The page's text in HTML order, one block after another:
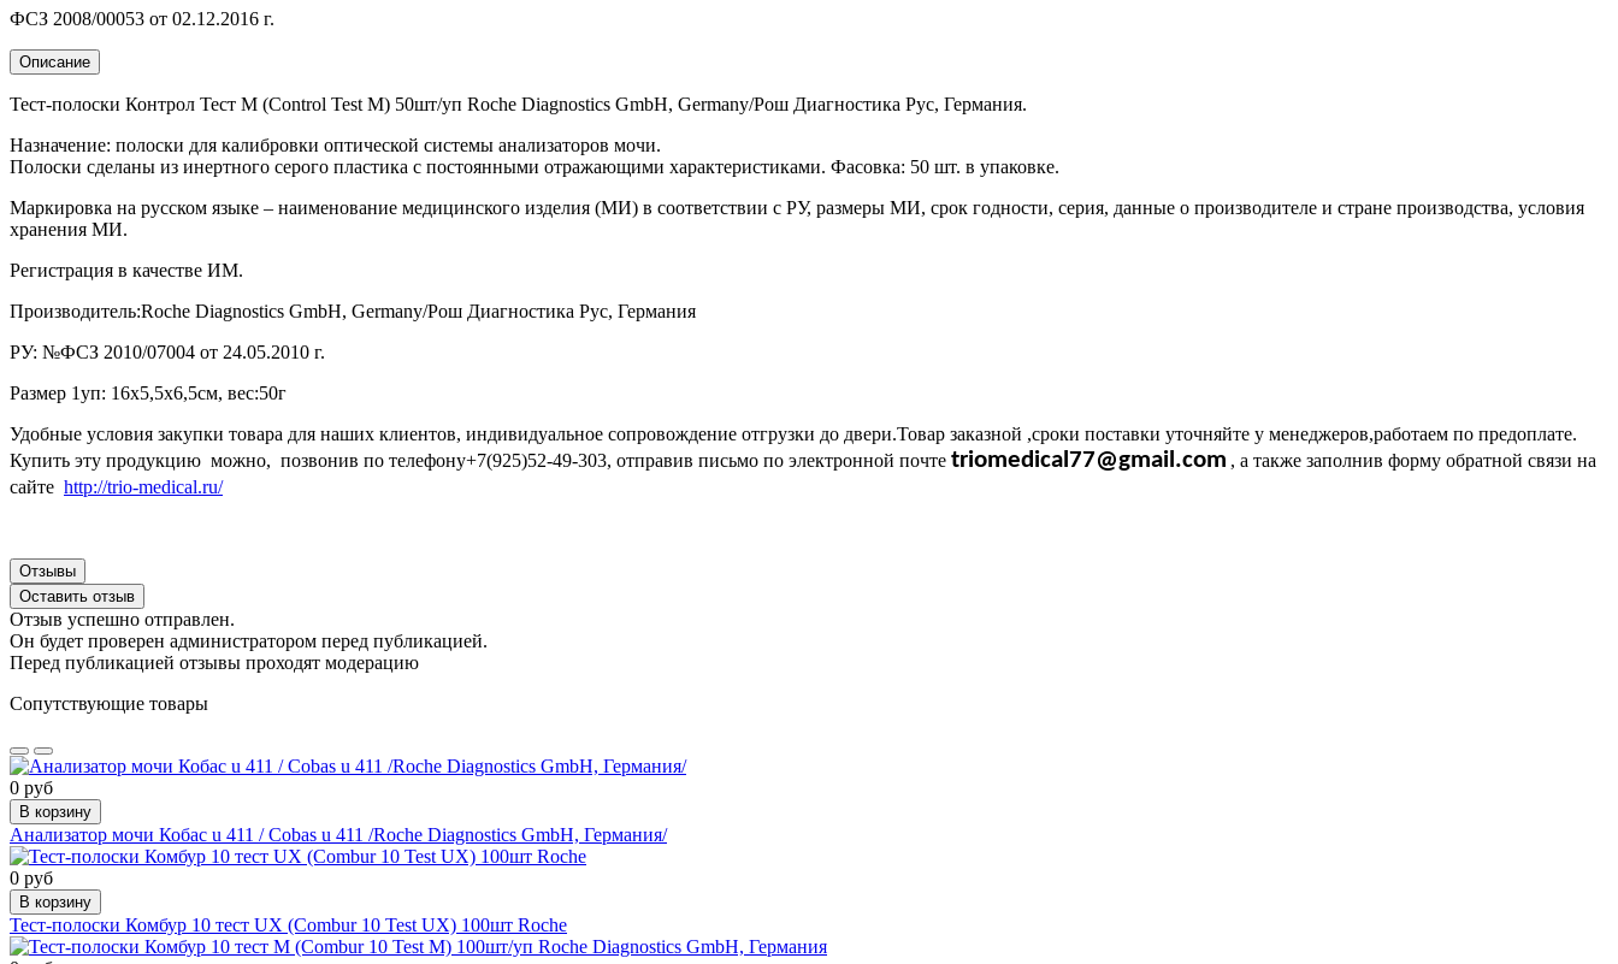
ФСЗ 2008/00053 от 02.12.2016 г.
Описание
Тест-полоски Контрол Тест М (Control Test M) 50шт/уп Roche Diagnostics GmbH, Germany/Рош Диагностика Рус, Германия.
Назначение: полоски для калибровки оптической системы анализаторов мочи.
Полоски сделаны из инертного серого пластика с постоянными отражающими характеристиками. Фасовка: 50 шт. в упаковке.
Маркировка на русском языке – наименование медицинского изделия (МИ) в соответствии с РУ, размеры МИ, срок годности, серия, данные о производителе и стране производства, условия
хранения МИ.
Регистрация в качестве ИМ.
Производитель:Roche Diagnostics GmbH, Germany/Рош Диагностика Рус, Германия
РУ: №ФСЗ 2010/07004 от 24.05.2010 г.
Размер 1уп: 16х5,5х6,5см, вес:50г
Удобные условия закупки товара для наших клиентов, индивидуальное сопровождение отгрузки до двери.Товар заказной ,сроки поставки уточняйте у менеджеров,работаем по предоплате.
Купить эту продукцию можно, позвонив по телефону+7(925)52-49-303, отправив письмо по электронной почте triomedical77@gmail.com , а также заполнив форму обратной связи на
сайте http://trio-medical.ru/
Отзывы
Оставить отзыв
Отзыв успешно отправлен.
Он будет проверен администратором перед публикацией.
Перед публикацией отзывы проходят модерацию
Сопутствующие товары
0 руб
В корзину
Анализатор мочи Кобас u 411 / Cobas u 411 /Roche Diagnostics GmbH, Германия/
0 руб
В корзину
Тест-полоски Комбур 10 тест UX (Combur 10 Test UX) 100шт Roche